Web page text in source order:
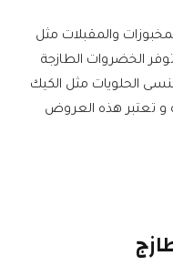
والمقبلات مثل
الخضروات الطازجة
الحلويات مثل الكيك
و تعتبر هذه العروض